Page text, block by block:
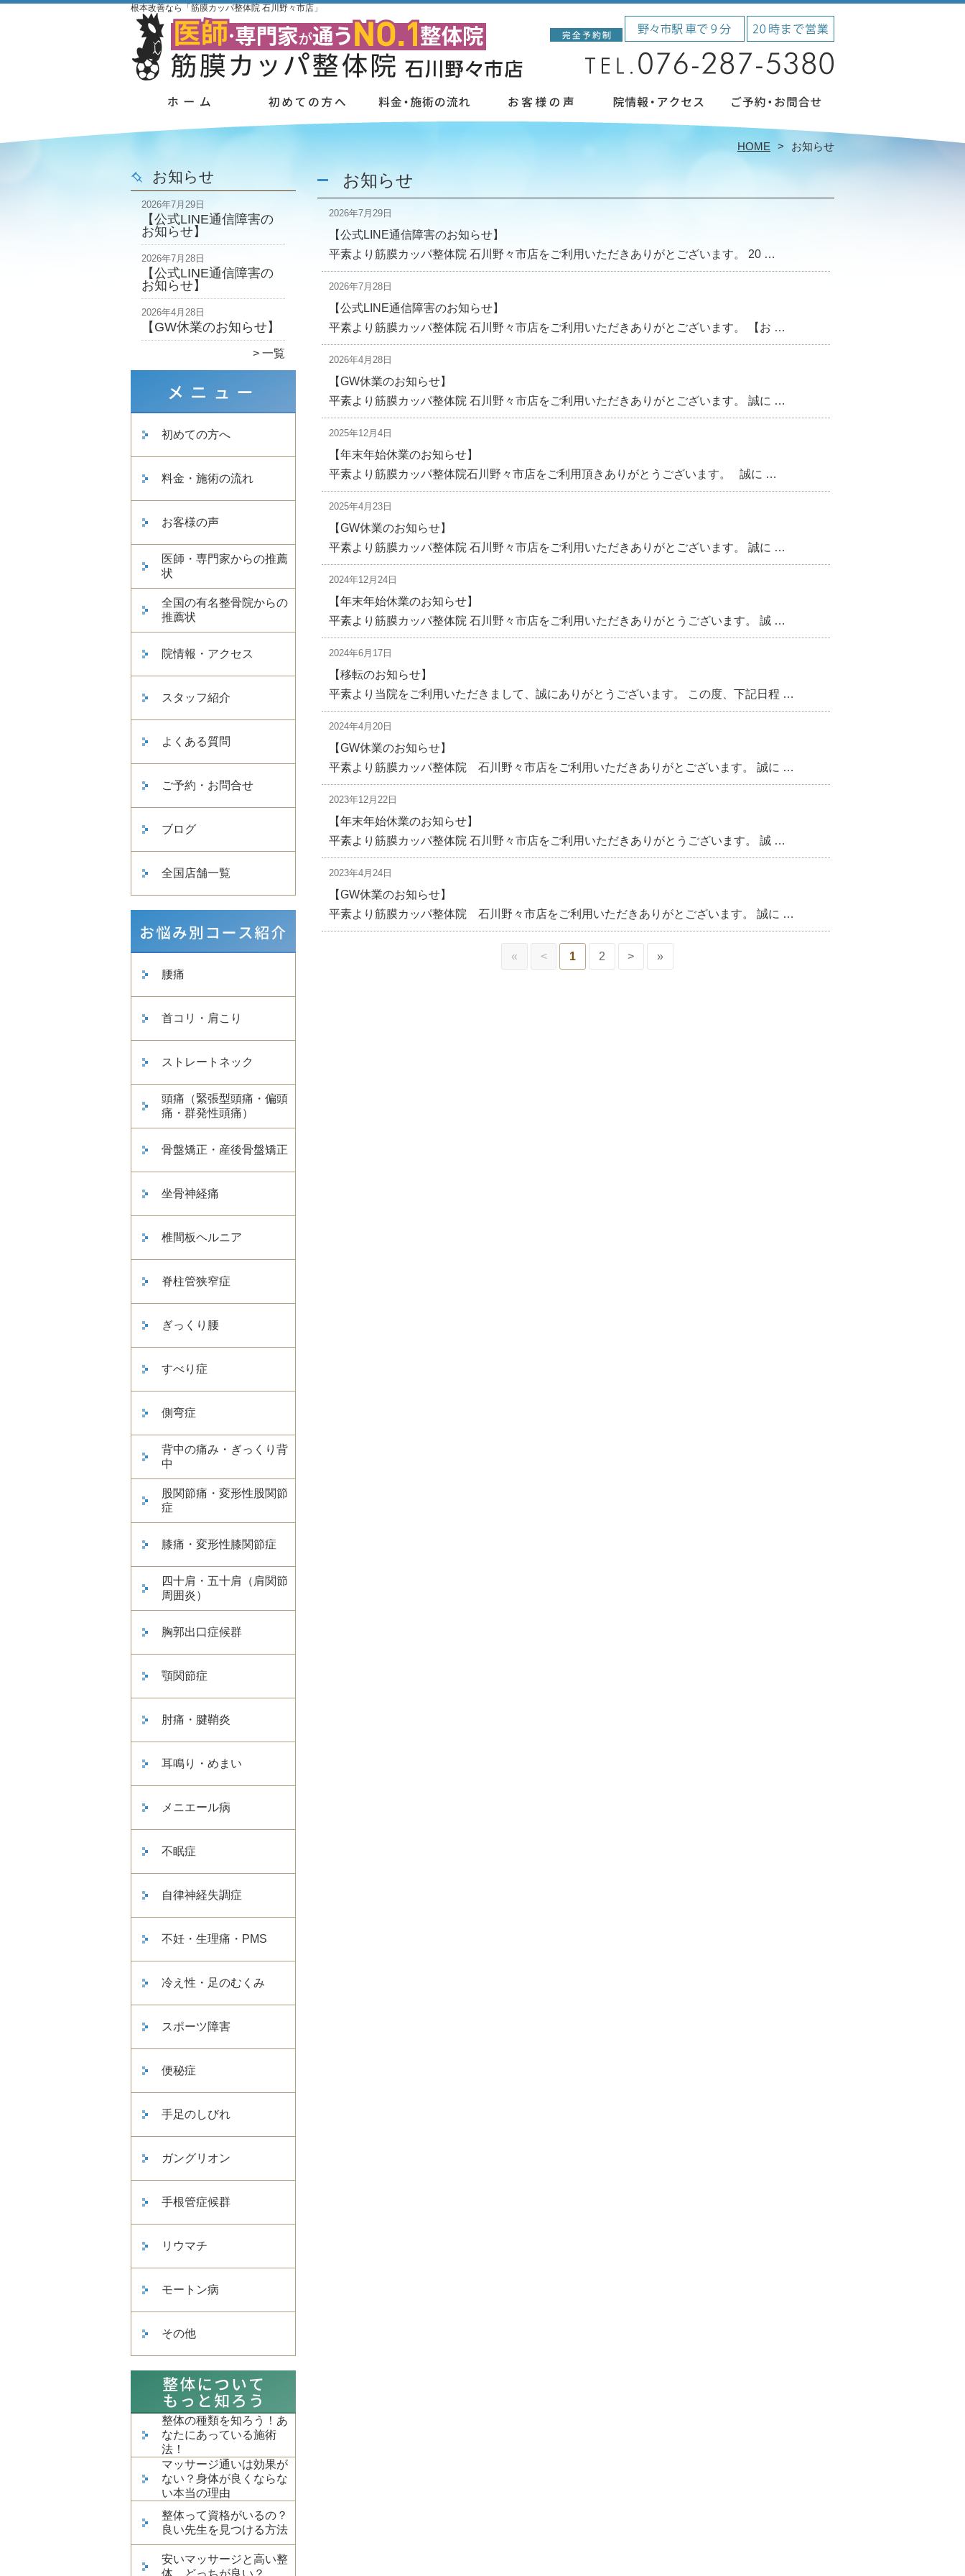
根本改善なら「筋膜カッパ整体院 石川野々市店」
HOME お知らせ
お知らせ
2026年7月29日
【公式LINE通信障害の
お知らせ】
2026年7月28日
【公式LINE通信障害の
お知らせ】
2026年4月28日
【GW休業のお知らせ】
一覧
初めての方へ
料金・施術の流れ
お客様の声
医師・専門家からの推薦
状
全国の有名整骨院からの
推薦状
院情報・アクセス
スタッフ紹介
よくある質問
ご予約・お問合せ
ブログ
全国店舗一覧
腰痛
首コリ・肩こり
ストレートネック
頭痛（緊張型頭痛・偏頭
痛・群発性頭痛）
骨盤矯正・産後骨盤矯正
坐骨神経痛
椎間板ヘルニア
脊柱管狭窄症
ぎっくり腰
すべり症
側弯症
背中の痛み・ぎっくり背
中
股関節痛・変形性股関節
症
膝痛・変形性膝関節症
四十肩・五十肩（肩関節
周囲炎）
胸郭出口症候群
顎関節症
肘痛・腱鞘炎
耳鳴り・めまい
メニエール病
不眠症
自律神経失調症
不妊・生理痛・PMS
冷え性・足のむくみ
スポーツ障害
便秘症
手足のしびれ
ガングリオン
手根管症候群
リウマチ
モートン病
その他
整体の種類を知ろう！あ
なたにあっている施術
法！
マッサージ通いは効果が
ない？身体が良くならな
い本当の理由
整体って資格がいるの？
良い先生を見つける方法
安いマッサージと高い整
体、どっちが良い？
お知らせ
2026年7月29日
【公式LINE通信障害のお知らせ】
平素より筋膜カッパ整体院 石川野々市店をご利用いただきありがとございます。 20 …
2026年7月28日
【公式LINE通信障害のお知らせ】
平素より筋膜カッパ整体院 石川野々市店をご利用いただきありがとございます。 【お …
2026年4月28日
【GW休業のお知らせ】
平素より筋膜カッパ整体院 石川野々市店をご利用いただきありがとございます。 誠に …
2025年12月4日
【年末年始休業のお知らせ】
平素より筋膜カッパ整体院石川野々市店をご利用頂きありがとうございます。 誠に …
2025年4月23日
【GW休業のお知らせ】
平素より筋膜カッパ整体院 石川野々市店をご利用いただきありがとございます。 誠に …
2024年12月24日
【年末年始休業のお知らせ】
平素より筋膜カッパ整体院 石川野々市店をご利用いただきありがとうございます。 誠 …
2024年6月17日
【移転のお知らせ】
平素より当院をご利用いただきまして、誠にありがとうございます。 この度、下記日程 …
2024年4月20日
【GW休業のお知らせ】
平素より筋膜カッパ整体院 石川野々市店をご利用いただきありがとございます。 誠に …
2023年12月22日
【年末年始休業のお知らせ】
平素より筋膜カッパ整体院 石川野々市店をご利用いただきありがとうございます。 誠 …
2023年4月24日
【GW休業のお知らせ】
平素より筋膜カッパ整体院 石川野々市店をご利用いただきありがとございます。 誠に …
« < 1 2 > »